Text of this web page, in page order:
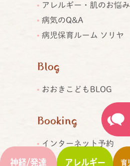
アレルギー・肌のお悩み
病気のQ&A
病児保育ルーム ソリヤ
Blog
おおきこどもBLOG
Booking
インターネット予約